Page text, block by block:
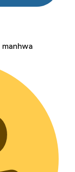
manhwa